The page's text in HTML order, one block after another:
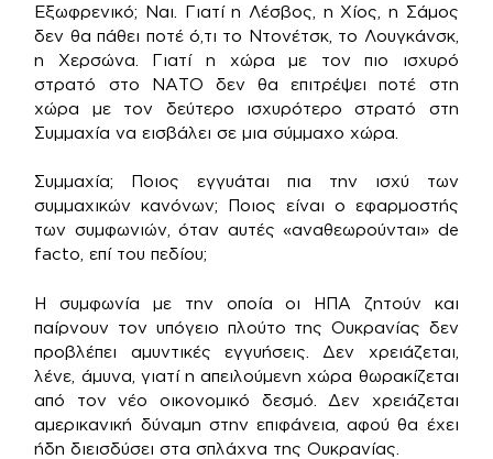
Εξωφρενικό; Ναι. Γιατί η Λέσβος, η Χίος, η Σάμος
δεν θα πάθει ποτέ ό,τι το Ντονέτσκ, το Λουγκάνσκ,
η Χερσώνα. Γιατί η χώρα με τον πιο ισχυρό
στρατό στο ΝΑΤΟ δεν θα επιτρέψει ποτέ στη
χώρα με τον δεύτερο ισχυρότερο στρατό στη
Συμμαχία να εισβάλει σε μια σύμμαχο χώρα.
Συμμαχία; Ποιος εγγυάται πια την ισχύ των
συμμαχικών κανόνων; Ποιος είναι ο εφαρμοστής
των συμφωνιών, όταν αυτές «αναθεωρούνται» de
facto, επί του πεδίου;
Η συμφωνία με την οποία οι ΗΠΑ ζητούν και
παίρνουν τον υπόγειο πλούτο της Ουκρανίας δεν
προβλέπει αμυντικές εγγυήσεις. Δεν χρειάζεται,
λένε, άμυνα, γιατί η απειλούμενη χώρα θωρακίζεται
από τον νέο οικονομικό δεσμό. Δεν χρειάζεται
αμερικανική δύναμη στην επιφάνεια, αφού θα έχει
ήδη διεισδύσει στα σπλάχνα της Ουκρανίας.